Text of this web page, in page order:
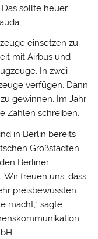
sollte heuer
einsetzen zu
mit Airbus und
In zwei
verfügen. Dann
gewinnen. Im Jahr
Zahlen schreiben.
in Berlin bereits
Großstädten.
Berliner
freuen uns, dass
preisbewussten
macht,“ sagte